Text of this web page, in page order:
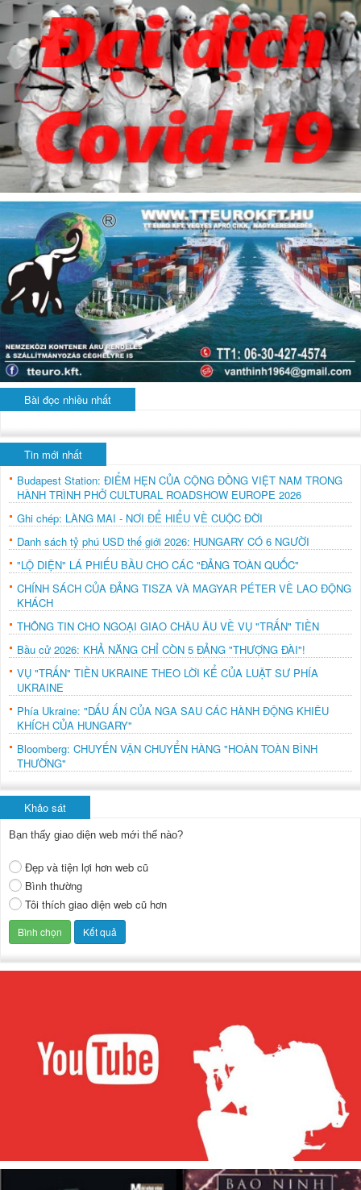
Bài đọc nhiều nhất
Tin mới nhất
Budapest Station: ĐIỂM HẸN CỦA CỘNG ĐỒNG VIỆT NAM TRONG
HÀNH TRÌNH PHỞ CULTURAL ROADSHOW EUROPE 2026
Ghi chép: LÀNG MAI - NƠI ĐỂ HIỂU VỀ CUỘC ĐỜI
Danh sách tỷ phú USD thế giới 2026: HUNGARY CÓ 6 NGƯỜI
"LỘ DIỆN" LÁ PHIẾU BẦU CHO CÁC "ĐẢNG TOÀN QUỐC"
CHÍNH SÁCH CỦA ĐẢNG TISZA VÀ MAGYAR PÉTER VỀ LAO ĐỘNG
KHÁCH
THÔNG TIN CHO NGOẠI GIAO CHÂU ÂU VỀ VỤ "TRẤN" TIỀN
Bầu cử 2026: KHẢ NĂNG CHỈ CÒN 5 ĐẢNG "THƯỢNG ĐÀI"!
VỤ "TRẤN" TIỀN UKRAINE THEO LỜI KỂ CỦA LUẬT SƯ PHÍA
UKRAINE
Phía Ukraine: "DẤU ẤN CỦA NGA SAU CÁC HÀNH ĐỘNG KHIÊU
KHÍCH CỦA HUNGARY"
Bloomberg: CHUYẾN VẬN CHUYỂN HÀNG "HOÀN TOÀN BÌNH
THƯỜNG"
Khảo sát
Bạn thấy giao diện web mới thế nào?
Đẹp và tiện lợi hơn web cũ
Bình thường
Tôi thích giao diện web cũ hơn